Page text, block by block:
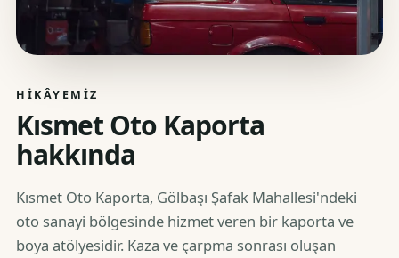
HIKÂYEMIZ
Kısmet Oto Kaporta
hakkında
Kısmet Oto Kaporta, Gölbaşı Şafak Mahallesi'ndeki
oto sanayi bölgesinde hizmet veren bir kaporta ve
boya atölyesidir. Kaza ve çarpma sonrası oluşan